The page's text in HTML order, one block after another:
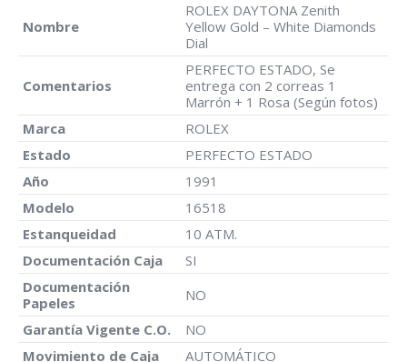
Nombre
ROLEX DAYTONA Zenith
Yellow Gold – White Diamonds
Dial
Comentarios
PERFECTO ESTADO, Se
entrega con 2 correas 1
Marrón + 1 Rosa (Según fotos)
Marca
ROLEX
Estado
PERFECTO ESTADO
Año
1991
Modelo
16518
Estanqueidad
10 ATM.
Documentación Caja
SI
Documentación
Papeles
NO
Garantía Vigente C.O.
NO
Movimiento de Caja
AUTOMÁTICO